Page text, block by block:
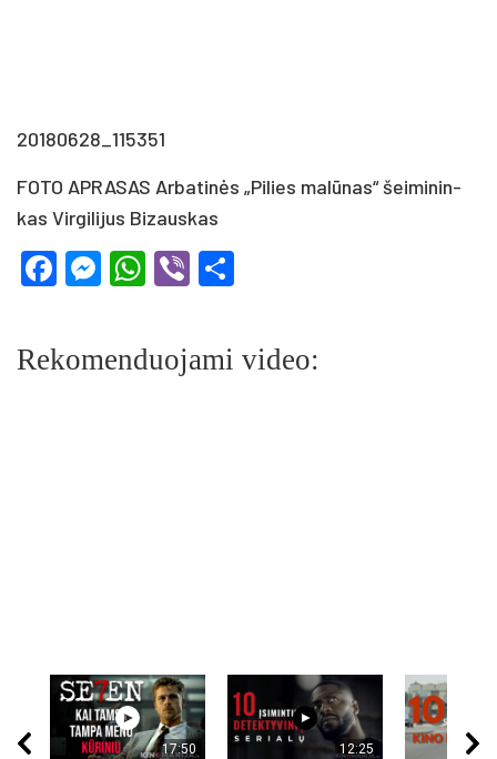
20180628_115351
FOTO APRASAS Ar­ba­ti­nės „Pi­lies ma­lū­nas“ šei­mi­nin­
kas Vir­gi­li­jus Bi­zaus­kas
Facebook
Messenger
WhatsApp
Viber
Rekomenduojami video:
17:50 12:25